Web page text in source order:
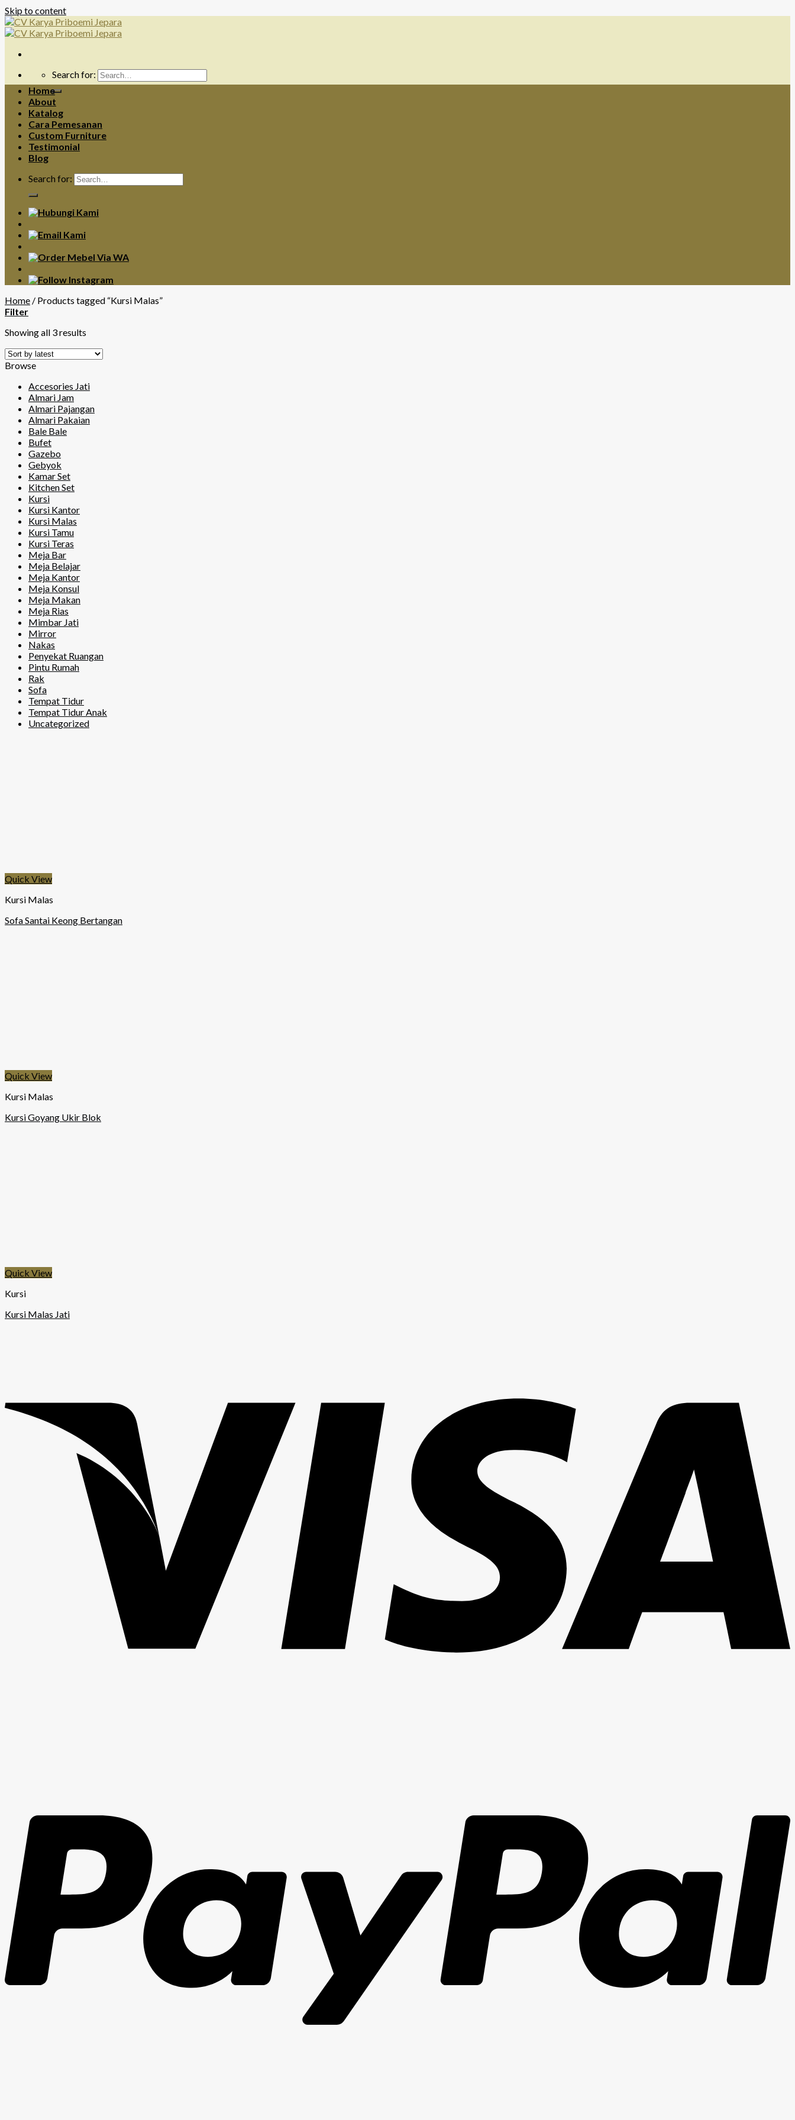
Skip to content
Search for:
Home
About
Katalog
Cara Pemesanan
Custom Furniture
Testimonial
Blog
Search for:
Home / Products tagged “Kursi Malas”
Filter
Showing all 3 results
Browse
Accesories Jati
Almari Jam
Almari Pajangan
Almari Pakaian
Bale Bale
Bufet
Gazebo
Gebyok
Kamar Set
Kitchen Set
Kursi
Kursi Kantor
Kursi Malas
Kursi Tamu
Kursi Teras
Meja Bar
Meja Belajar
Meja Kantor
Meja Konsul
Meja Makan
Meja Rias
Mimbar Jati
Mirror
Nakas
Penyekat Ruangan
Pintu Rumah
Rak
Sofa
Tempat Tidur
Tempat Tidur Anak
Uncategorized
Quick View
Kursi Malas
Sofa Santai Keong Bertangan
Quick View
Kursi Malas
Kursi Goyang Ukir Blok
Quick View
Kursi
Kursi Malas Jati